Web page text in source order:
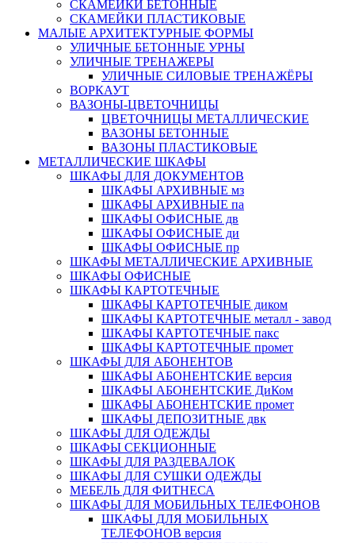
СКАМЕЙКИ БЕТОННЫЕ
СКАМЕЙКИ ПЛАСТИКОВЫЕ
МАЛЫЕ АРХИТЕКТУРНЫЕ ФОРМЫ
УЛИЧНЫЕ БЕТОННЫЕ УРНЫ
УЛИЧНЫЕ ТРЕНАЖЕРЫ
УЛИЧНЫЕ СИЛОВЫЕ ТРЕНАЖЁРЫ
ВОРКАУТ
ВАЗОНЫ-ЦВЕТОЧНИЦЫ
ЦВЕТОЧНИЦЫ МЕТАЛЛИЧЕСКИЕ
ВАЗОНЫ БЕТОННЫЕ
ВАЗОНЫ ПЛАСТИКОВЫЕ
МЕТАЛЛИЧЕСКИЕ ШКАФЫ
ШКАФЫ ДЛЯ ДОКУМЕНТОВ
ШКАФЫ АРХИВНЫЕ мз
ШКАФЫ АРХИВНЫЕ па
ШКАФЫ ОФИСНЫЕ дв
ШКАФЫ ОФИСНЫЕ ди
ШКАФЫ ОФИСНЫЕ пр
ШКАФЫ МЕТАЛЛИЧЕСКИЕ АРХИВНЫЕ
ШКАФЫ ОФИСНЫЕ
ШКАФЫ КАРТОТЕЧНЫЕ
ШКАФЫ КАРТОТЕЧНЫЕ диком
ШКАФЫ КАРТОТЕЧНЫЕ металл - завод
ШКАФЫ КАРТОТЕЧНЫЕ пакс
ШКАФЫ КАРТОТЕЧНЫЕ промет
ШКАФЫ ДЛЯ АБОНЕНТОВ
ШКАФЫ АБОНЕНТСКИЕ версия
ШКАФЫ АБОНЕНТСКИЕ ДиКом
ШКАФЫ АБОНЕНТСКИЕ промет
ШКАФЫ ДЕПОЗИТНЫЕ двк
ШКАФЫ ДЛЯ ОДЕЖДЫ
ШКАФЫ СЕКЦИОННЫЕ
ШКАФЫ ДЛЯ РАЗДЕВАЛОК
ШКАФЫ ДЛЯ СУШКИ ОДЕЖДЫ
МЕБЕЛЬ ДЛЯ ФИТНЕСА
ШКАФЫ ДЛЯ МОБИЛЬНЫХ ТЕЛЕФОНОВ
ШКАФЫ ДЛЯ МОБИЛЬНЫХ
ТЕЛЕФОНОВ версия